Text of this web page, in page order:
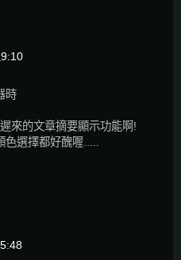
時
來的文章摘要顯示功能啊!
色選擇都好醜喔.....